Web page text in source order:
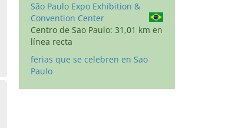
São Paulo Expo Exhibition &
Convention Center
Centro de Sao Paulo: 31,01 km en
línea recta
ferias que se celebren en Sao
Paulo